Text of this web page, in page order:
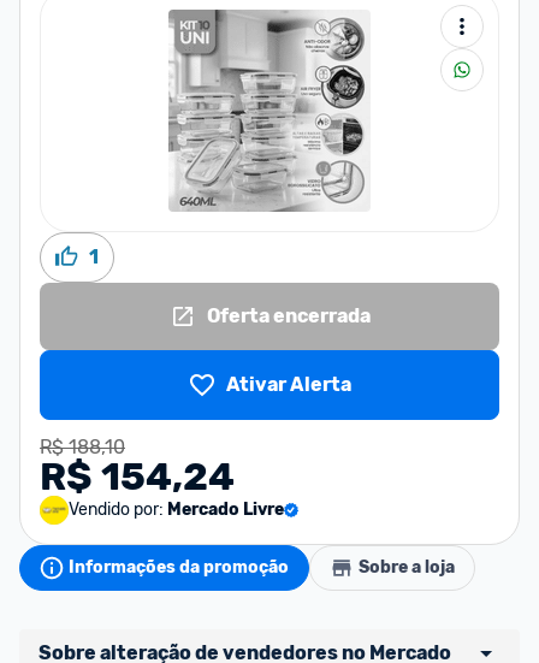
1
Oferta encerrada
Ativar Alerta
R$ 188,10
R$ 154,24
Vendido por: Mercado Livre
Informações da promoção Sobre a loja
Sobre alteração de vendedores no Mercado